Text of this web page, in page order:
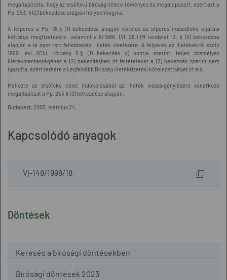
Döntések
Keresés a bírósági döntésekben
Bírósági döntések 2023
megállapította, hogy az elsőfokú bíróság ítélete törvényes és megalapozott, ezért azt a
Pp. 253. § (2) bekezdése alapján helybenhagyta .
A felperes a Pp. 78.§ (1) bekezdése alapján köteles az alperes másodfokú eljárási
költsége megfizetésére, valamint a 6/1986. (VI. 26.) IM rendelet 13. § (2) bekezdése
alapján a le nem rótt fellebbezési illeték viselésére. A felperes az illetékekről szóló
1990. évi XCIII. törvény 5.§ (1) bekezdés d) pontja szerinti teljes személyes
illetékmentességéhez a (2) bekezdésben írt feltételeket a (3) bekezdés szerint nem
igazolta, ezért terhére a Legfelsőbb Bíróság illetékfizetési kötelezettséget írt elő.
Mellőzte az elsőfokú ítélet indokolásából az illeték visszaigénylésére vonatkozó
megállapítást a Pp. 253.§ (3) bekezdése alapján.
Budapest, 2003. március 24.
Kapcsolódó anyagok
Vj-148/1998/18